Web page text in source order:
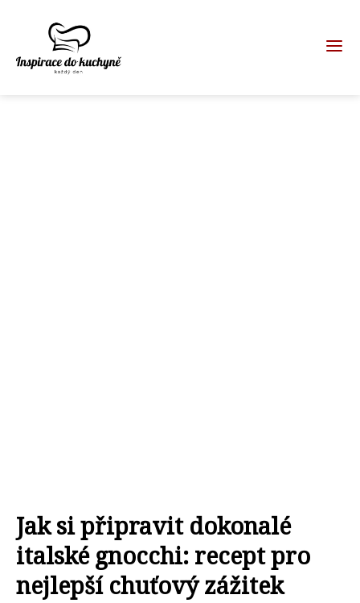
Jak si připravit dokonalé
italské gnocchi: recept pro
nejlepší chuťový zážitek